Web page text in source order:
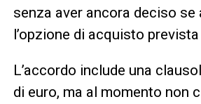
senza aver ancora deciso se
l’opzione di acquisto
L’accordo include una
di euro, ma al momento non